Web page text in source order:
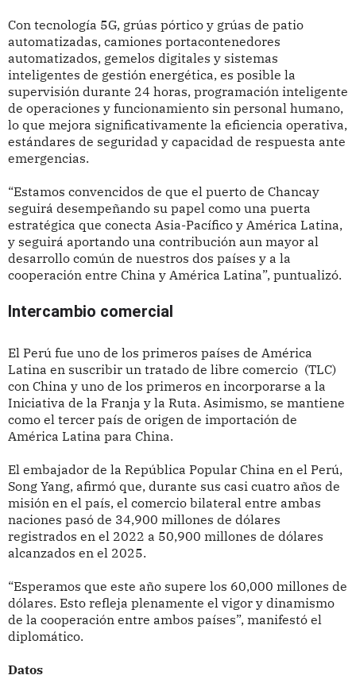
Con tecnología 5G, grúas pórtico y grúas de patio
automatizadas, camiones portacontenedores
automatizados, gemelos digitales y sistemas
inteligentes de gestión energética, es posible la
supervisión durante 24 horas, programación inteligente
de operaciones y funcionamiento sin personal humano,
lo que mejora significativamente la eficiencia operativa,
estándares de seguridad y capacidad de respuesta ante
emergencias.
“Estamos convencidos de que el puerto de Chancay
seguirá desempeñando su papel como una puerta
estratégica que conecta Asia-Pacífico y América Latina,
y seguirá aportando una contribución aun mayor al
desarrollo común de nuestros dos países y a la
cooperación entre China y América Latina”, puntualizó.
Intercambio comercial
El Perú fue uno de los primeros países de América
Latina en suscribir un tratado de libre comercio (TLC)
con China y uno de los primeros en incorporarse a la
Iniciativa de la Franja y la Ruta. Asimismo, se mantiene
como el tercer país de origen de importación de
América Latina para China.
El embajador de la República Popular China en el Perú,
Song Yang, afirmó que, durante sus casi cuatro años de
misión en el país, el comercio bilateral entre ambas
naciones pasó de 34,900 millones de dólares
registrados en el 2022 a 50,900 millones de dólares
alcanzados en el 2025.
“Esperamos que este año supere los 60,000 millones de
dólares. Esto refleja plenamente el vigor y dinamismo
de la cooperación entre ambos países”, manifestó el
diplomático.
Datos